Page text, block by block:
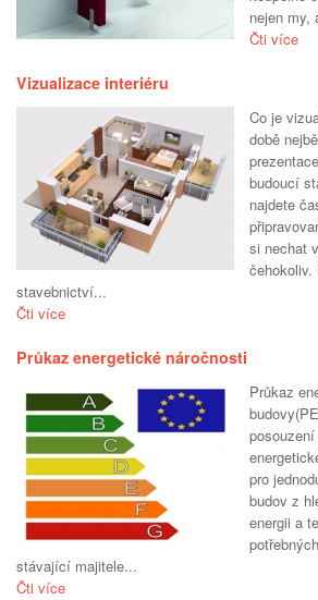
nejen my,
Čti více
Vizualizace interiéru
Co je
době
budoucí
najdete
si nechat
čehokoliv.
stavebnictví...
Čti více
Průkaz energetické náročnosti
Průkaz
pro
budov z
energii a
stávající majitele...
Čti více